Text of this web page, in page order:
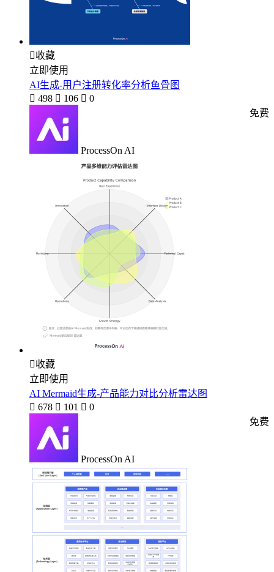
收藏
立即使用
AI生成-用户注册转化率分析鱼骨图
 498  106  0
ProcessOn AI
免费
收藏
立即使用
AI Mermaid生成-产品能力对比分析雷达图
 678  101  0
ProcessOn AI
免费